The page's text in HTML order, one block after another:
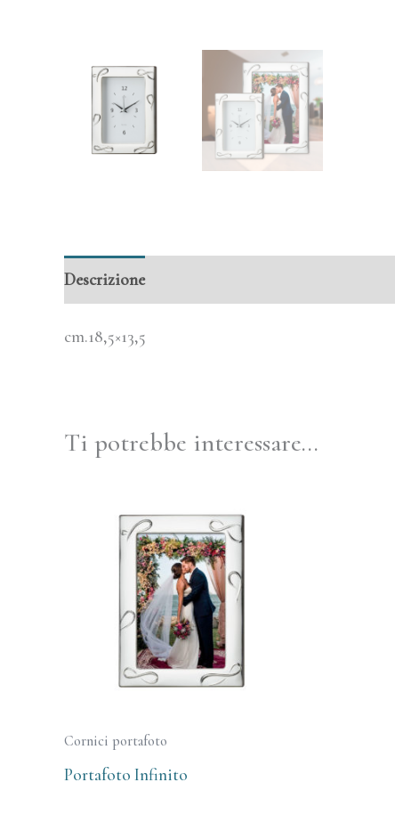
Descrizione
cm.18,5×13,5
Ti potrebbe interessare…
Cornici portafoto
Portafoto Infinito